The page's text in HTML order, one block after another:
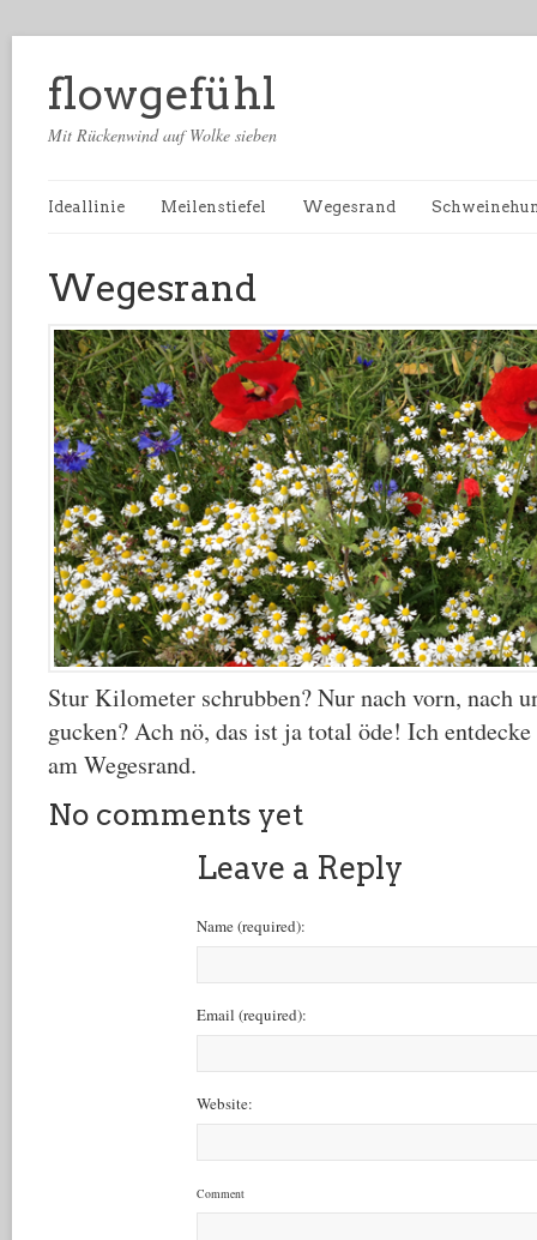
flowgefühl
Mit Rückenwind auf Wolke sieben
Ideallinie Meilenstiefel Wegesrand
Wegesrand
Stur Kilometer schrubben? Nur nach vorn, nach
gucken? Ach nö, das ist ja total öde! Ich
am Wegesrand.
No comments yet
Leave a Reply
Name(required):
Email (required):
Website:
Comment